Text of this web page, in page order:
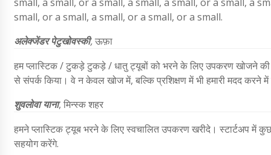
small, or a small, a small, or a small, or a small.
अलेक्जेंडर पेटुखोवस्की,ऊफ़ा
हम प्लास्टिक / टुकड़े टुकड़े / धातु ट्यूबों को भरने के लिए उपकरण खोजने की
से संपर्क किया। वे न केवल खोज में, बल्कि प्रशिक्षण में भी हमारी मदद करने
शुवलोवा याना, मिन्स्क शहर
हमने प्लास्टिक ट्यूब भरने के लिए स्वचालित उपकरण खरीदे। स्टार्टअप में
सहयोग करेंगे.